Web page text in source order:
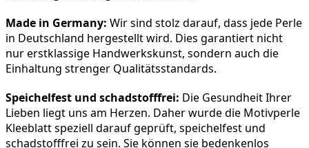
Made in Germany: Wir sind stolz darauf, dass jede Perle
in Deutschland hergestellt wird. Dies garantiert nicht
nur erstklassige Handwerkskunst, sondern auch die
Einhaltung strenger Qualitätsstandards.
Speichelfest und schadstofffrei: Die Gesundheit Ihrer
Lieben liegt uns am Herzen. Daher wurde die Motivperle
Kleeblatt speziell darauf geprüft, speichelfest und
schadstofffrei zu sein. Sie können sie bedenkenlos